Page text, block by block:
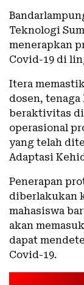
Teknologi
menerapkan
Covid-19 di
Itera
dosen,
beraktivitas di
operasional
yang telah
Adaptasi
Penerapan
diberlakukan
mahasiswa
akan
dapat
Covid-19.